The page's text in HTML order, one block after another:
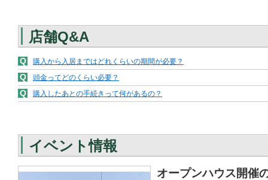
店舗Q&A
Q 購入から入居まではどれくらいの期間が必要？
Q 頭金ってどのくらい必要？
Q 購入したあとの手続きって何があるの？
イベント情報
オープンハウス開催